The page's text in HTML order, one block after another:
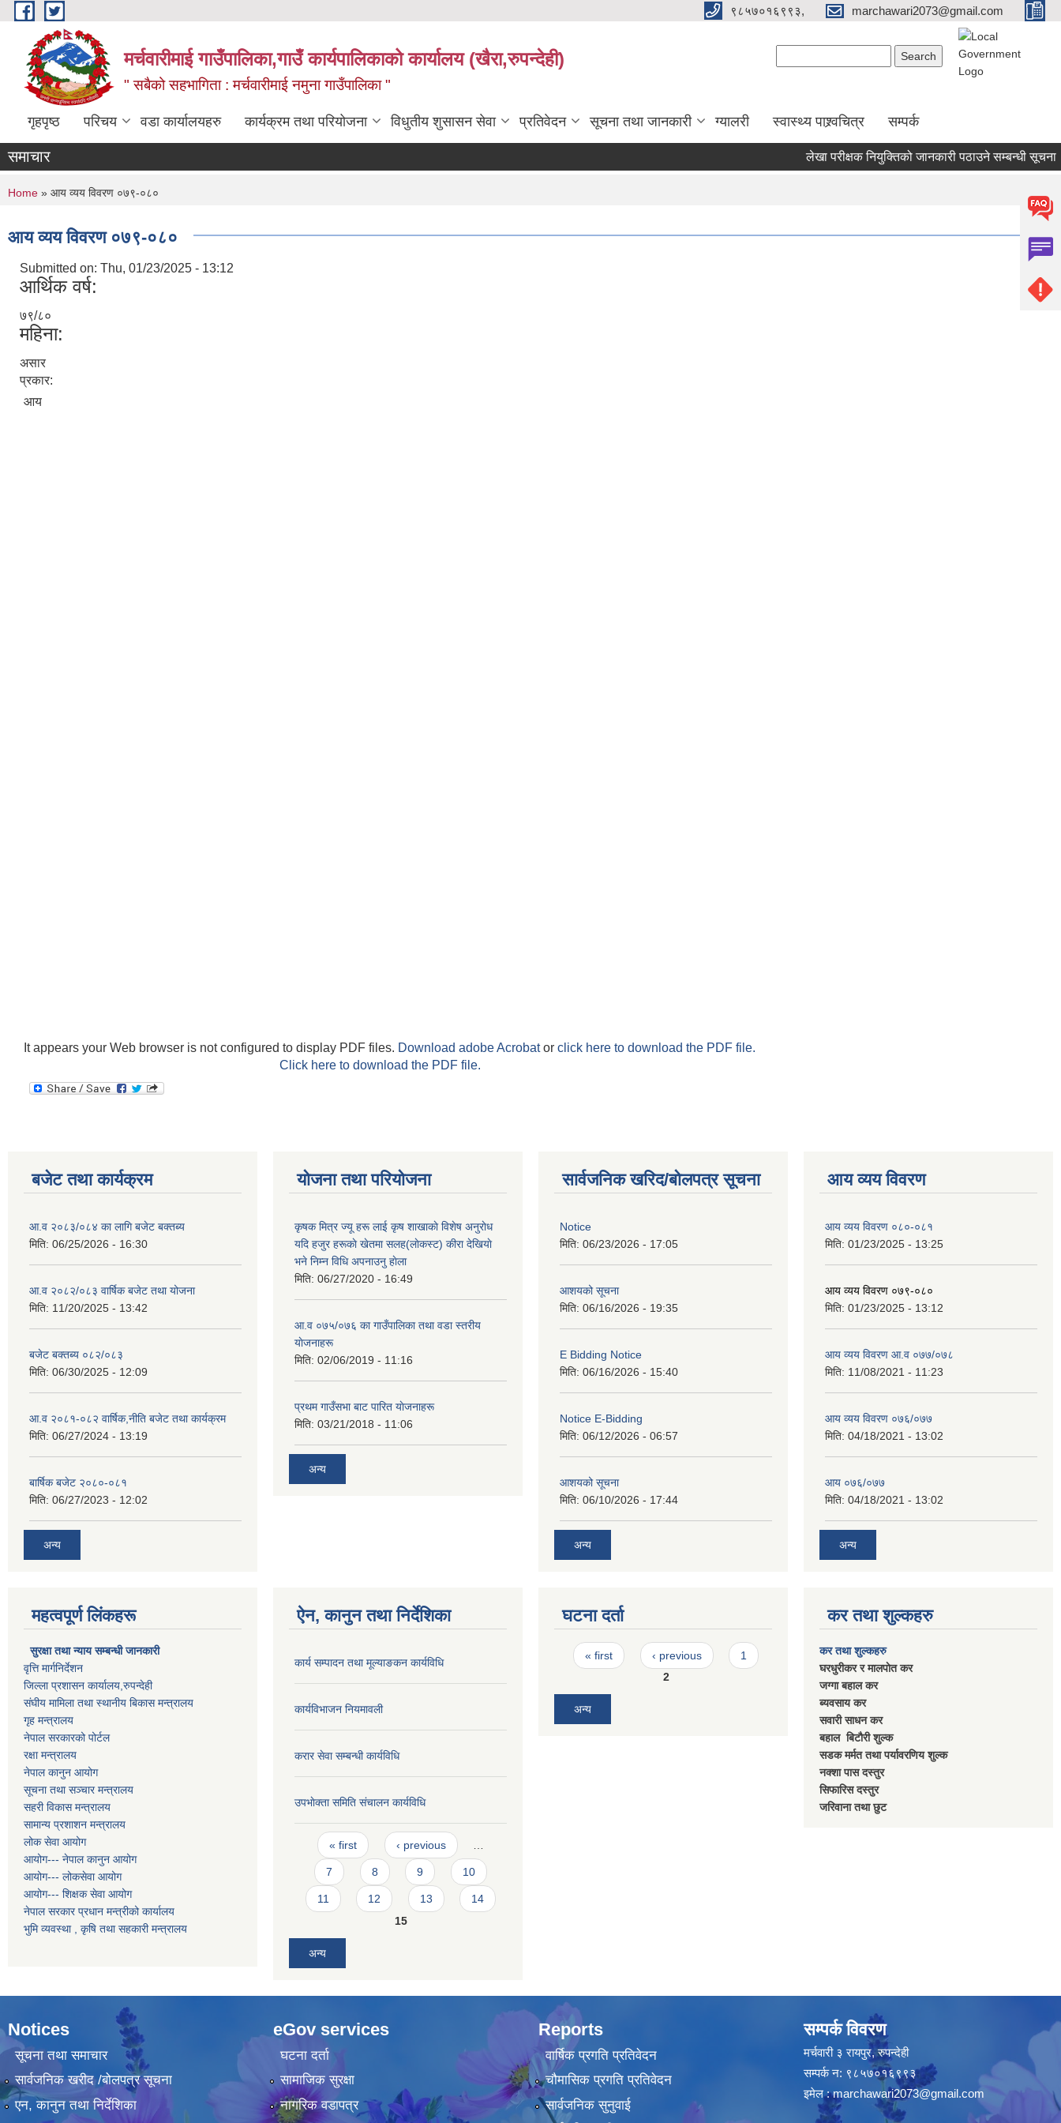
Skip to main content ९८५७०१६९९३, marchawari2073@gmail.com
मर्चवारीमाई गाउँपालिका,गाउँ कार्यपालिकाको कार्यालय (खैरा,रुपन्देही)
" सबैको सहभागिता : मर्चवारीमाई नमुना गाउँपालिका "
गृहपृष्ठ परिचय वडा कार्यालयहरु कार्यक्रम तथा परियोजना विधुतीय शुसासन सेवा प्रतिवेदन सूचना तथा जानकारी ग्यालरी स्वास्थ्य पाश्र्वचित्र सम्पर्क
समाचार लेखा परीक्षक नियुक्तिको जानकारी पठाउने सम्बन्धी सूचना
You are here
Home » आय व्यय विवरण ०७९-०८०
आय व्यय विवरण ०७९-०८०
Submitted on: Thu, 01/23/2025 - 13:12
आर्थिक वर्ष:
७९/८०
महिना:
असार
प्रकार:
आय
It appears your Web browser is not configured to display PDF files. Download adobe Acrobator click here to download the PDF file.
Click here to download the PDF file.
बजेट तथा कार्यक्रम
आ.व २०८३/०८४ का लागि बजेट बक्तब्य
मिति: 06/25/2026 - 16:30
आ.व २०८२/०८३ वार्षिक बजेट तथा योजना
मिति: 11/20/2025 - 13:42
बजेट बक्तब्य ०८२/०८३
मिति: 06/30/2025 - 12:09
आ.व २०८१-०८२ वार्षिक,नीति बजेट तथा कार्यक्रम
मिति: 06/27/2024 - 13:19
बार्षिक बजेट २०८०-०८१
मिति: 06/27/2023 - 12:02
अन्य
योजना तथा परियोजना
कृषक मित्र ज्यू हरू लाई कृष शाखाकाे विशेष अनुराेध
यदि हजुर हरूकाे खेतमा सलह(लाेकस्ट) कीरा देखियाे
भने निम्न विधि अपनाउनु हाेला
मिति: 06/27/2020 - 16:49
आ‍.व ०७५/०७६ का गाउँपालिका तथा वडा स्तरीय
याेजनाहरू
मिति: 02/06/2019 - 11:16
प्रथम गाउँसभा बाट पारित याेजनाहरू
मिति: 03/21/2018 - 11:06
अन्य
सार्वजनिक खरिद/बोलपत्र सूचना
Notice
मिति: 06/23/2026 - 17:05
आशयको सूचना
मिति: 06/16/2026 - 19:35
E Bidding Notice
मिति: 06/16/2026 - 15:40
Notice E-Bidding
मिति: 06/12/2026 - 06:57
आशयको सूचना
मिति: 06/10/2026 - 17:44
अन्य
आय व्यय विवरण
आय व्यय विवरण ०८०-०८१
मिति: 01/23/2025 - 13:25
आय व्यय विवरण ०७९-०८०
मिति: 01/23/2025 - 13:12
आय व्यय विवरण आ.व ०७७/०७८
मिति: 11/08/2021 - 11:23
आय व्यय विवरण ०७६/०७७
मिति: 04/18/2021 - 13:02
आय ०७६/०७७
मिति: 04/18/2021 - 13:02
अन्य
महत्वपूर्ण लिंकहरू
सुरक्षा तथा न्याय सम्बन्धी जानकारी
वृत्ति मार्गनिर्देशन
जिल्ला प्रशासन कार्यालय,रुपन्देही
संघीय मामिला तथा स्थानीय बिकास मन्त्रालय
गृह मन्त्रालय
नेपाल सरकारको पोर्टल
रक्षा मन्त्रालय
नेपाल कानुन आयोग
सूचना तथा सञ्चार मन्त्रालय
सहरी विकास मन्त्रालय
सामान्य प्रशाशन मन्त्रालय
लोक सेवा आयोग
आयोग--- नेपाल कानुन आयोग
आयोग--- लोकसेवा आयोग
आयोग--- शिक्षक सेवा आयोग
नेपाल सरकार प्रधान मन्त्रीको कार्यालय
भुमि व्यवस्था , कृषि तथा सहकारी मन्त्रालय
ऐन, कानुन तथा निर्देशिका
कार्य सम्पादन तथा मूल्याङकन कार्यविधि
कार्यविभाजन नियमावली
करार सेवा सम्बन्धी कार्यविधि
उपभाेक्ता समिति संचालन कार्यविधि
Pages
« first ‹ previous
7 8 9 10
11 12 13
14
15
अन्य
घटना दर्ता
Pages
« first ‹ previous
1
2
अन्य
कर तथा शुल्कहरु
कर तथा शुल्कहरु
घरधुरीकर र मालपाेत कर
जग्गा बहाल कर
ब्यवसाय कर
सवारी साधन कर
बहाल बिटाैरी शुल्क
सडक मर्मत तथा पर्यावरणिय शुल्क
नक्शा पास दस्तुर
सिफारिस दस्तुर
जरिवाना तथा छुट
Notices
सूचना तथा समाचार
सार्वजनिक खरीद /बोलपत्र सूचना
एन, कानुन तथा निर्देशिका
eGov services
घटना दर्ता
सामाजिक सुरक्षा
नागरिक वडापत्र
Reports
वार्षिक प्रगति प्रतिवेदन
चौमासिक प्रगति प्रतिवेदन
सार्वजनिक सुनुवाई
सम्पर्क विवरण
मर्चवारी ३ रायपुर, रुपन्देही
सम्पर्क न: ९८५७०१६९९३
इमेल :marchawari2073@gmail.com